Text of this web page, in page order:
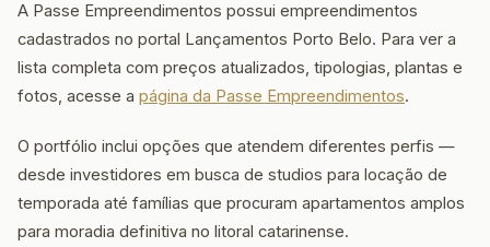
A Passe Empreendimentos possui empreendimentos
cadastrados no portal Lançamentos Porto Belo. Para ver a
lista completa com preços atualizados, tipologias, plantas e
fotos, acesse a página da Passe Empreendimentos.
O portfólio inclui opções que atendem diferentes perfis —
desde investidores em busca de studios para locação de
temporada até famílias que procuram apartamentos amplos
para moradia definitiva no litoral catarinense.